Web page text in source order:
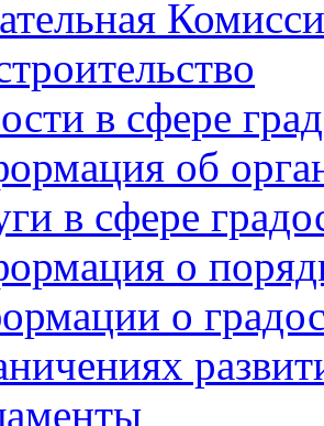
в сфере
об
в сфере
о
о